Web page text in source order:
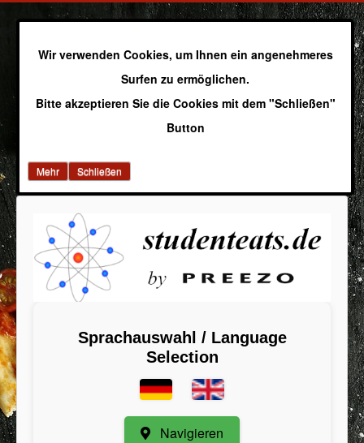
Wir verwenden Cookies, um Ihnen ein angenehmeres
Surfen zu ermöglichen.
Bitte akzeptieren Sie die Cookies mit dem "Schließen"
Button
Mehr Schließen
Sprachauswahl / Language
Selection
Navigieren